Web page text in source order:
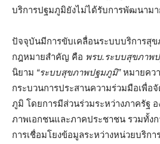
บริการปฐมภูมิยังไม่ได้รับการพัฒนาม
ปัจจุบันมีการขับเคลื่อนระบบบริการสุ
กฎหมายสำคัญ คือ พรบ.ระบบสุขภาพ
นิยาม “ระบบสุขภาพปฐมภูมิ”หมายควา
กระบวนการประสานความร่วมมือเพื่อ
ภูมิ โดยการมีส่วนร่วมระหว่างภาครัฐ
ภาพเอกชนและภาคประชาชน รวมทั้ง
การเชื่อมโยงข้อมูลระหว่างหน่วยบริก